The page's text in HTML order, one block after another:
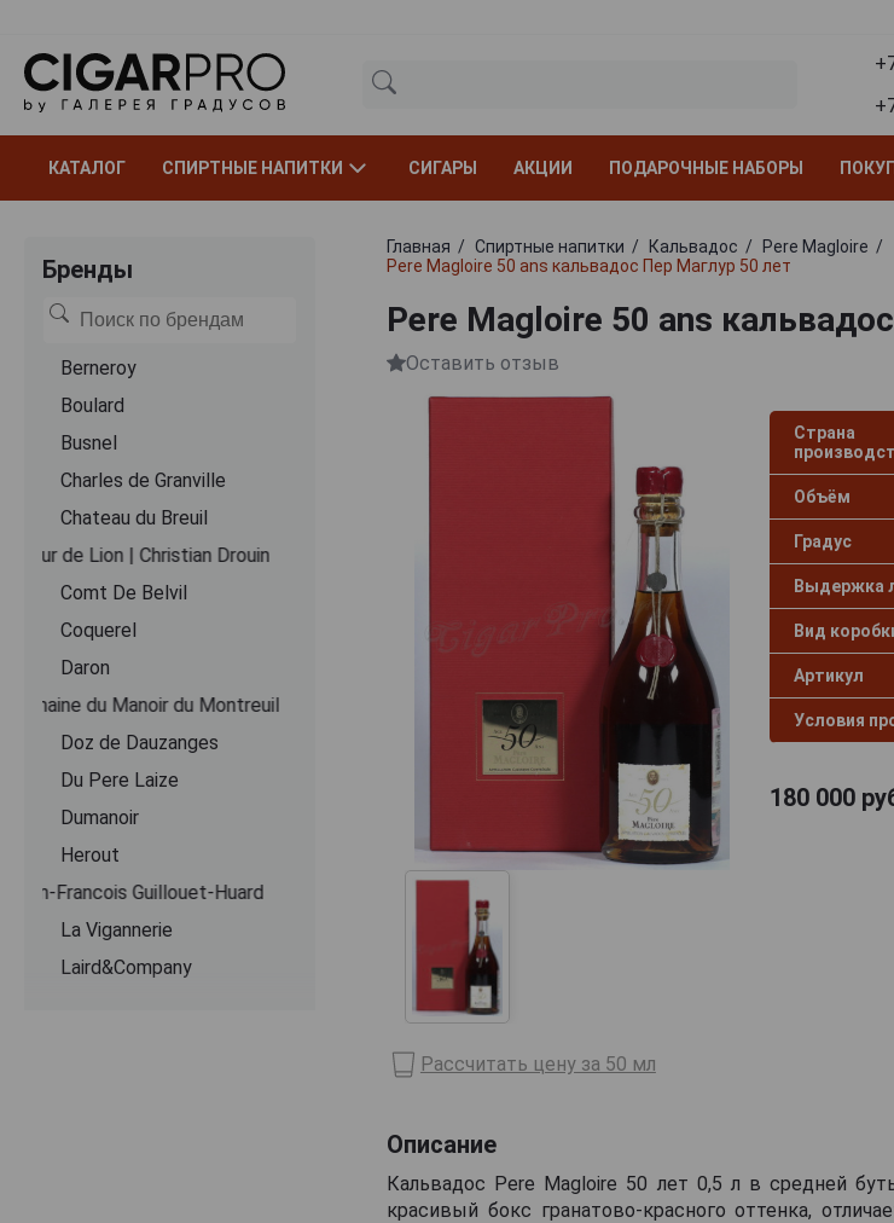
КАТАЛОГ СПИРТНЫЕ НАПИТКИ СИГАРЫ АКЦИИ ПОДАРОЧНЫЕ НАБОРЫ
Бренды
Berneroy
Boulard
Busnel
Charles de Granville
Chateau du Breuil
Coeur de Lion | Christian Drouin
Comt De Belvil
Coquerel
Daron
Domaine du Manoir du Montreuil
Doz de Dauzanges
Du Pere Laize
Dumanoir
Herout
Jean-Francois Guillouet-Huard
La Vigannerie
Laird&Company
Главная Спиртные напитки Кальвадос
Pere Magloire
Pere Magloire 50 ans кальвадос Пер Маглур 50 лет
Pere Magloire 50 ans
Оставить отзыв
Страна
Объём
Градус
Выдержка
Вид
Артикул
Условия
180 000
Рассчитать цену за 50 мл
Описание
Кальвадос Pere Magloire 50 лет 0,5 л в средней
красивый бокс гранатово-красного оттенка,